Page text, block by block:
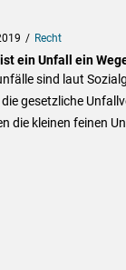
Recht
ein Unfall ein
sind laut
gesetzliche
die kleinen feinen